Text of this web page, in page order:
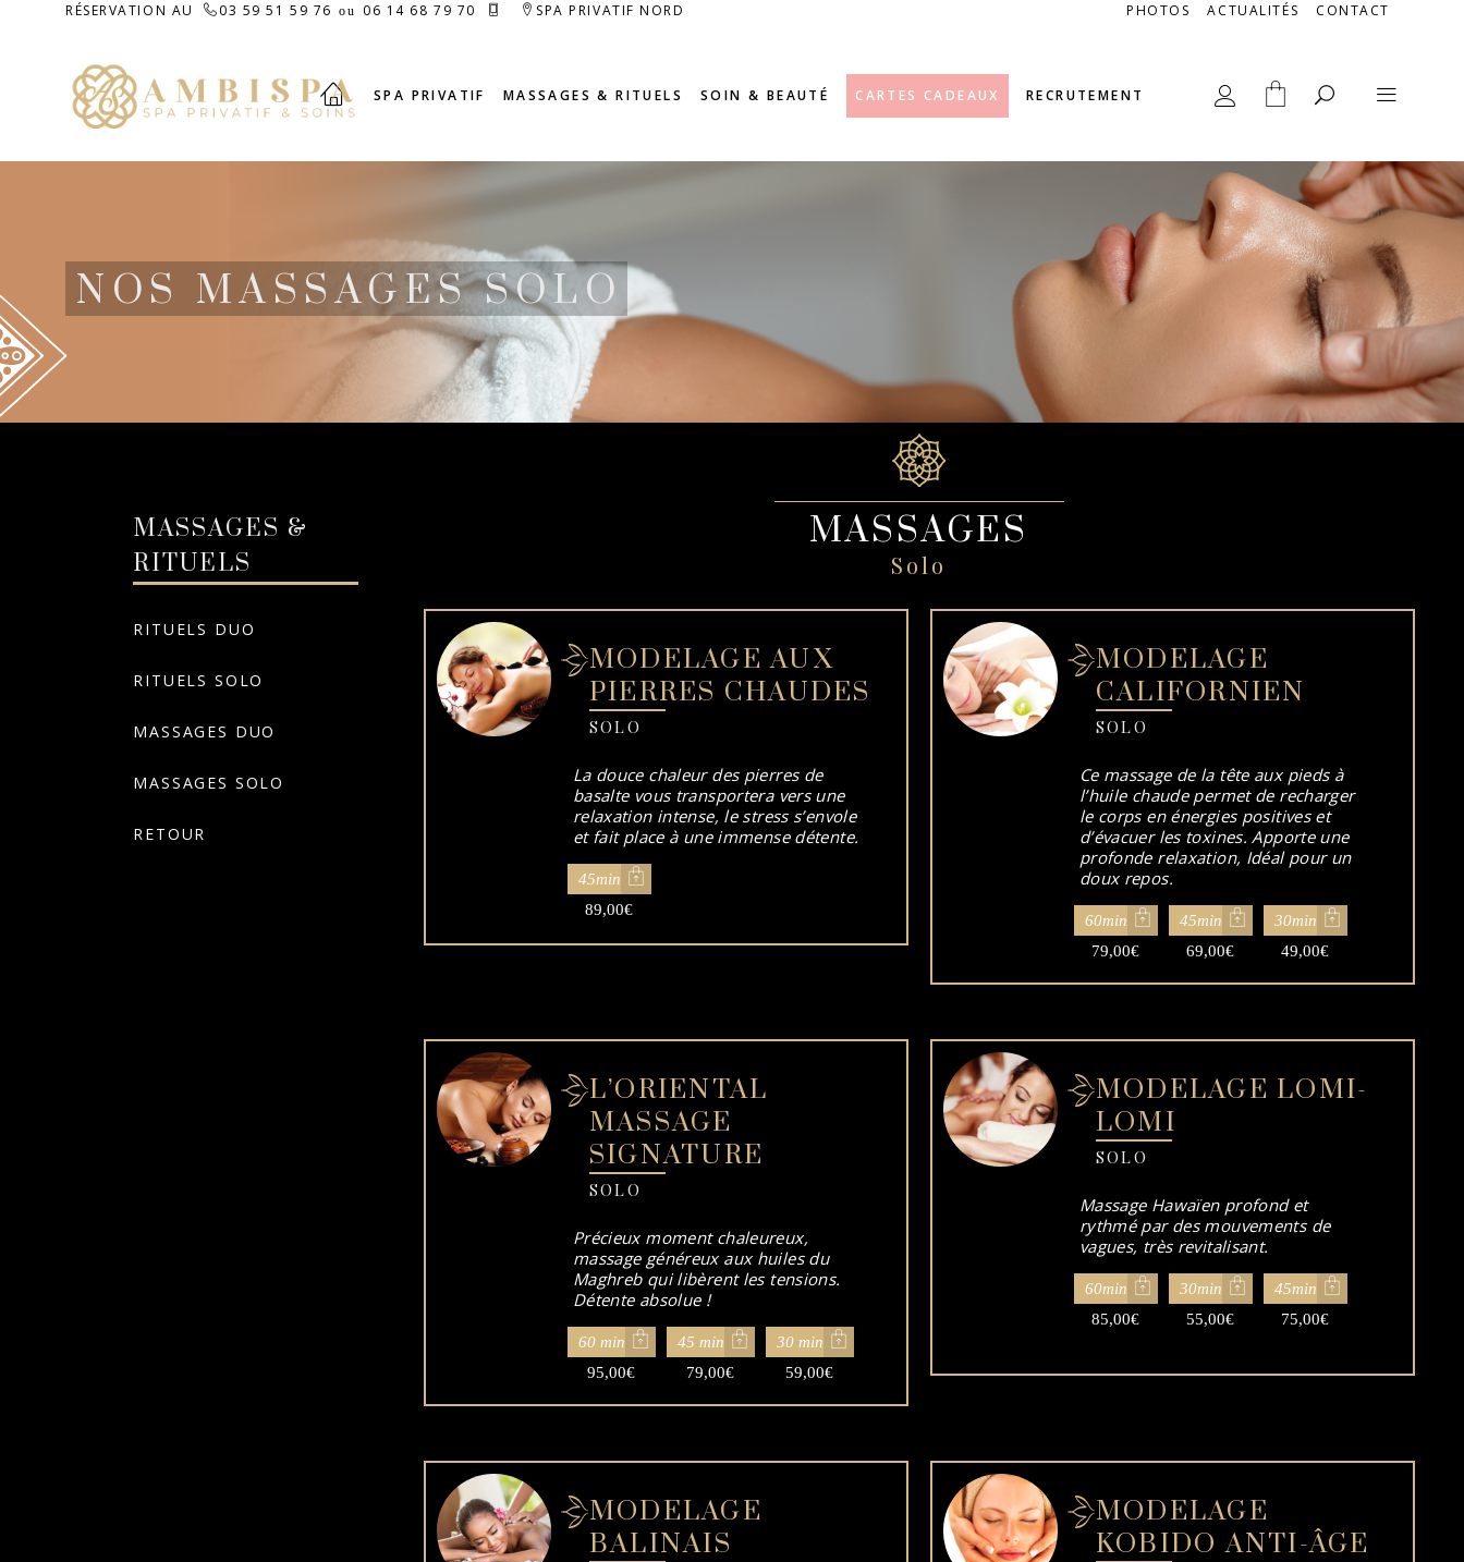
RÉSERVATION AU 03 59 51 59 76 ou 06 14 68 79 70 SPA PRIVATIF NORD PHOTOS ACTUALITÉS CONTACT
SPA PRIVATIF MASSAGES & RITUELS SOIN & BEAUTÉ CARTES CADEAUX RECRUTEMENT
NOS MASSAGES SOLO
MASSAGES
Solo
MODELAGE AUX
PIERRES CHAUDES
SOLO
La douce chaleur des pierres de
basalte vous transportera vers une
relaxation intense, le stress s’envole
et fait place à une immense détente.
45min
89,00€
MODELAGE
CALIFORNIEN
SOLO
Ce massage de la tête aux pieds à
l’huile chaude permet de recharger
le corps en énergies positives et
d’évacuer les toxines. Apporte une
profonde relaxation, Idéal pour un
doux repos.
60min
79,00€
45min
69,00€
30min
49,00€
L’ORIENTAL
MASSAGE
SIGNATURE
SOLO
Précieux moment chaleureux,
massage généreux aux huiles du
Maghreb qui libèrent les tensions.
Détente absolue !
60 min
95,00€
45 min
79,00€
30 min
59,00€
MODELAGE LOMI-
LOMI
SOLO
Massage Hawaïen profond et
rythmé par des mouvements de
vagues, très revitalisant.
60min
85,00€
30min
55,00€
45min
75,00€
MODELAGE
BALINAIS
MODELAGE
KOBIDO ANTI-ÂGE
MASSAGES &
RITUELS
RITUELS DUO
RITUELS SOLO
MASSAGES DUO
MASSAGES SOLO
RETOUR